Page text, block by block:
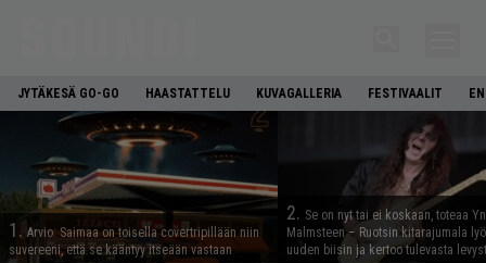
JYTÄKESÄ GO-GO HAASTATTELU KUVAGALLERIA FESTIVAALIT
1. Arvio: Saimaa on toisella covertripillään niin
suvereeni, että se kääntyy itseään vastaan
2. Se on nyt tai ei koskaan, toteaa
Malmsteen – Ruotsin kitarajumala
uuden biisin ja kertoo tulevasta